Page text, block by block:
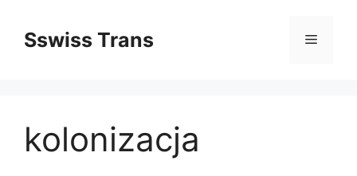
treściSswiss Trans Menu
kolonizacja